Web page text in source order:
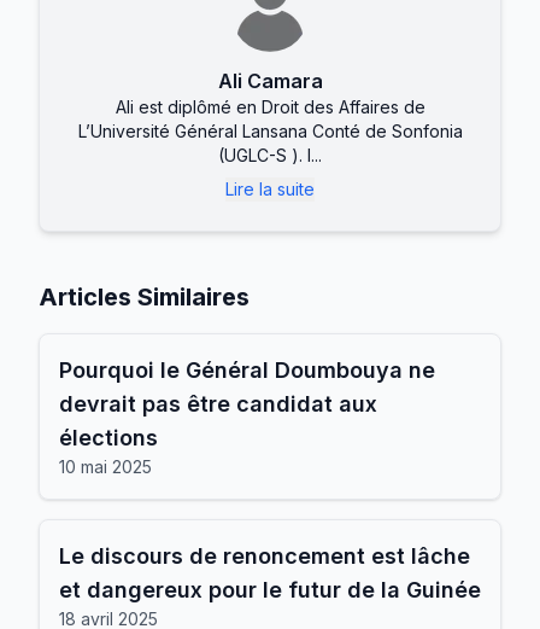
Ali Camara
Ali est diplômé en Droit des Affaires de
L’Université Général Lansana Conté de Sonfonia
(UGLC-S ). I...
Lire la suite
Articles Similaires
Pourquoi le Général Doumbouya ne
devrait pas être candidat aux
élections
10 mai 2025
Le discours de renoncement est lâche
et dangereux pour le futur de la Guinée
18 avril 2025